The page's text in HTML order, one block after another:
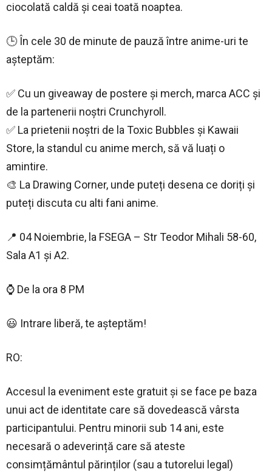
ciocolată caldă și ceai toată noaptea.
🕒 În cele 30 de minute de pauză între anime-uri te
așteptăm:
✅ Cu un giveaway de postere și merch, marca ACC și
de la partenerii noștri Crunchyroll.
✅ La prietenii noștri de la Toxic Bubbles și Kawaii
Store, la standul cu anime merch, să vă luați o
amintire.
🎨 La Drawing Corner, unde puteți desena ce doriți și
puteți discuta cu alti fani anime.
📍 04 Noiembrie, la FSEGA – Str Teodor Mihali 58-60,
Sala A1 și A2.
⌚ De la ora 8 PM
😃 Intrare liberă, te așteptăm!
RO:
Accesul la eveniment este gratuit și se face pe baza
unui act de identitate care să dovedească vârsta
participantului. Pentru minorii sub 14 ani, este
necesară o adeverință care să ateste
consimțământul părinților (sau a tutorelui legal)